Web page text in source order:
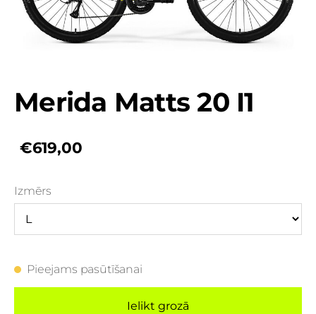
Merida Matts 20 I1
€619,00
Izmērs
Pieejams pasūtīšanai
Ielikt grozā